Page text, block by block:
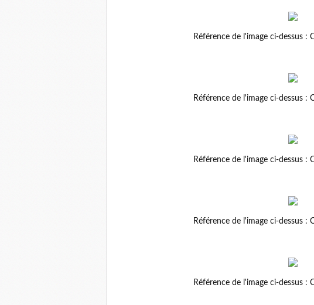
Référence de l'image ci-dessus :
Référence de l'image ci-dessus :
Référence de l'image ci-dessus :
Référence de l'image ci-dessus :
Référence de l'image ci-dessus :